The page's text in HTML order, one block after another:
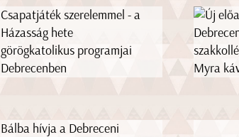
Csapatjáték szerelemmel - a
Házasság hete
görögkatolikus programjai
Debrecenben
Bálba hívja a Debreceni